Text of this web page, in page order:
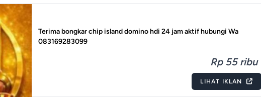
Terima bongkar chip island domino hdi 24 jam aktif hubungi Wa
083169283099
Rp 55 ribu
LIHAT IKLAN